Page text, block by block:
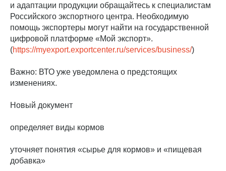
и адаптации продукции обращайтесь к специалистам
Российского экспортного центра. Необходимую
помощь экспортеры могут найти на государственной
цифровой платформе «Мой экспорт».
(https://myexport.exportcenter.ru/services/business/)
Важно: ВТО уже уведомлена о предстоящих
изменениях.
Новый документ
определяет виды кормов
уточняет понятия «сырье для кормов» и «пищевая
добавка»